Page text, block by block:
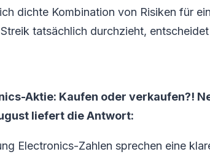
dichte Kombination von Risiken für
tatsächlich durchzieht,
Aktie: Kaufen oder verkaufen?!
liefert die Antwort:
Electronics-Zahlen sprechen eine